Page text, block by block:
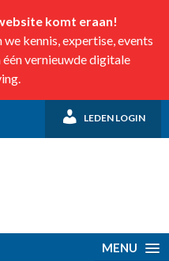
komt eraan!
kennis, expertise, events
vernieuwde digitale
LEDEN LOGIN
MENU